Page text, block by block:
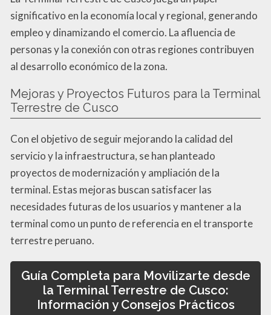
significativo en la economía local y regional, generando
empleo y dinamizando el comercio. La afluencia de
personas y la conexión con otras regiones contribuyen
al desarrollo económico de la zona.
Mejoras y Proyectos Futuros para la Terminal
Terrestre de Cusco
Con el objetivo de seguir mejorando la calidad del
servicio y la infraestructura, se han planteado
proyectos de modernización y ampliación de la
terminal. Estas mejoras buscan satisfacer las
necesidades futuras de los usuarios y mantener a la
terminal como un punto de referencia en el transporte
terrestre peruano.
Guía Completa para Movilizarte desde
la Terminal Terrestre de Cusco:
Información y Consejos Prácticos